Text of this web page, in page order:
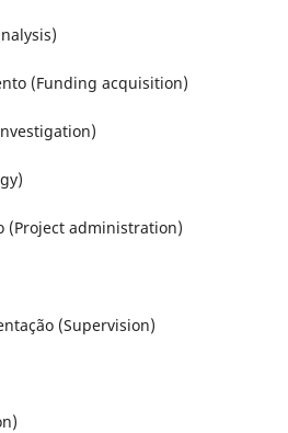
(Funding acquisition)
(Project administration)
(Supervision)